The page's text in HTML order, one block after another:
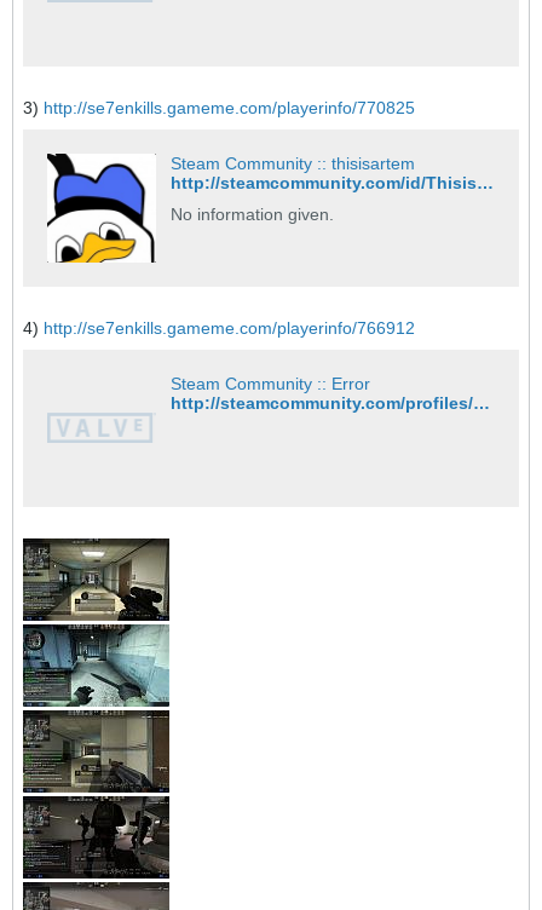
3) http://se7enkills.gameme.com/playerinfo/770825
Steam Community :: thisisartem
http://steamcommunity.com/id/Thisisartem/
No information given.
4) http://se7enkills.gameme.com/playerinfo/766912
Steam Community :: Error
http://steamcommunity.com/profiles/76561200355806042